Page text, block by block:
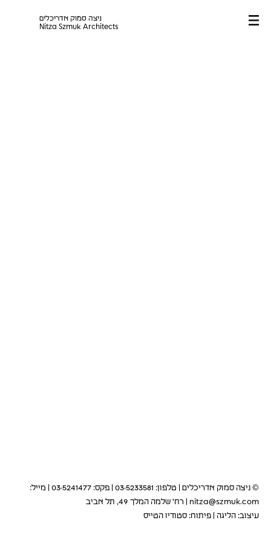
Primary
ניצה סמוק אדריכלים
Nitza Szmuk Architects
© ניצה סמוק אדריכלים | טלפון: 03-5233581 | פקס: 03-5241477 | מייל:
nitza@szmuk.com
| רח' שלמה המלך 49, תל אביב
עיצוב: הליגה פיתוח: סטודיו הטייס